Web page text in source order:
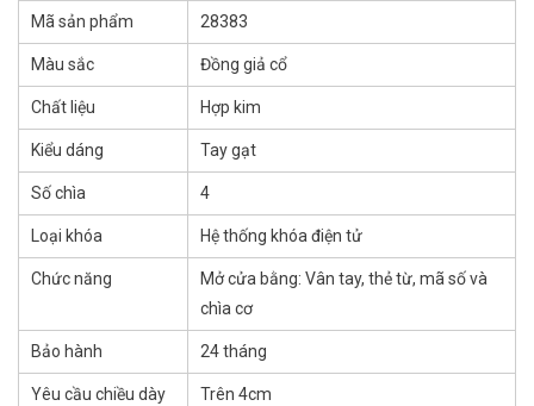
Mã sản phẩm 28383
Màu sắc Đồng giả cổ
Chất liệu Hợp kim
Kiểu dáng Tay gạt
Số chìa 4
Loại khóa Hệ thống khóa điện tử
Chức năng
Mở cửa bằng: Vân tay, thẻ từ, mã số và
chìa cơ
Bảo hành 24 tháng
Yêu cầu chiều dày
Trên 4cm